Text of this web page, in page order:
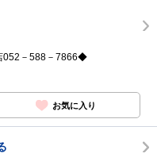
052－588－7866◆
お気に入り